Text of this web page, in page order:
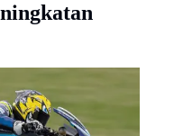
Most, Republik